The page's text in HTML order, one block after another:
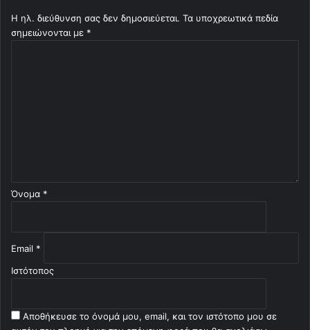
Η ηλ. διεύθυνση σας δεν δημοσιεύεται. Τα υποχρεωτικά πεδία
σημειώνονται με *
Όνομα *
Email *
Ιστότοπος
Αποθήκευσε το όνομά μου, email, και τον ιστότοπο μου σε